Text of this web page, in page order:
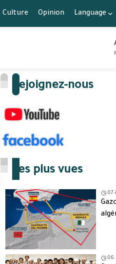
Culture Opinion Language
Rejoignez-nous
Les plus vues
07
06